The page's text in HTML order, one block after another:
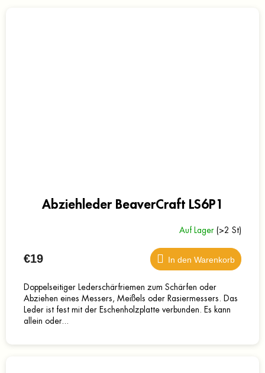
Abziehleder BeaverCraft LS6P1
Auf Lager (>2 St)
€19 In den Warenkorb
Doppelseitiger Lederschärfriemen zum Schärfen oder
Abziehen eines Messers, Meißels oder Rasiermessers. Das
Leder ist fest mit der Eschenholzplatte verbunden. Es kann
allein oder...